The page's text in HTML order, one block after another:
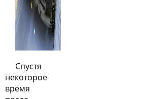
Спустя
некоторое
время